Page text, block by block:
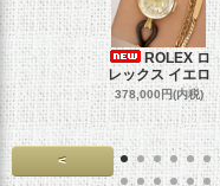
ROLEX ロ
レックス イエロ
378,000円(内税)
<